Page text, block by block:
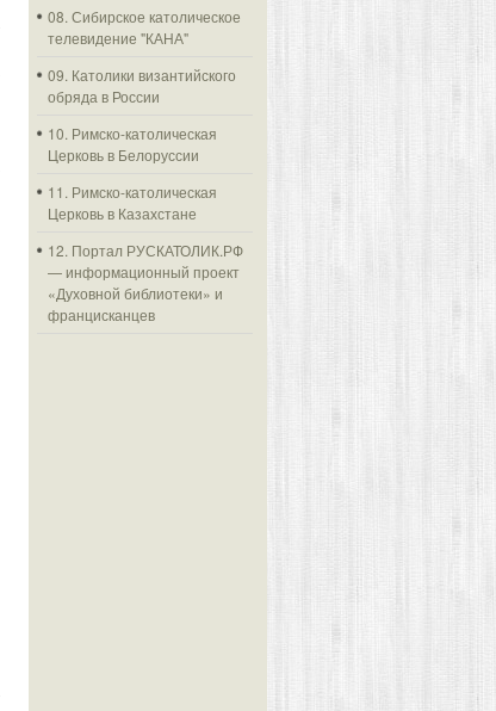
08. Сибирское католическое
телевидение "КАНА"
09. Католики византийского
обряда в России
10. Римско-католическая
Церковь в Белоруссии
11. Римско-католическая
Церковь в Казахстане
12. Портал РУСКАТОЛИК.РФ
— информационный проект
«Духовной библиотеки» и
францисканцев